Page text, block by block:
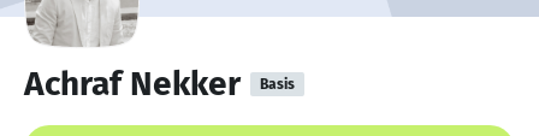
Achraf Nekker Basis